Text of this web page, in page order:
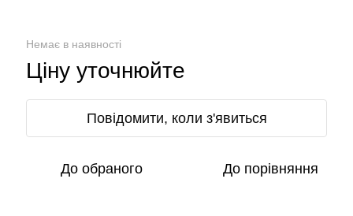
Немає в наявності
Ціну уточнюйте
Повідомити, коли з'явиться
До обраного До порівняння